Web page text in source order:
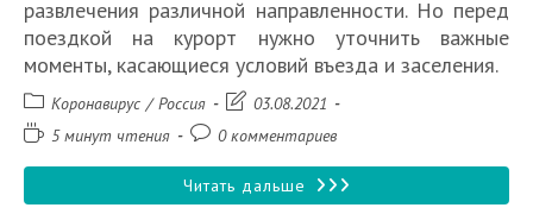
развлечения различной направленности. Но перед
поездкой на курорт нужно уточнить важные
моменты, касающиеся условий въезда и заселения.
Рубрика
записи:
Коронавирус / Россия
Запись
изменена:
03.08.2021
Время5 минут чтения
Комментарии
записи:
0 комментариев
Читать дальше Пустят